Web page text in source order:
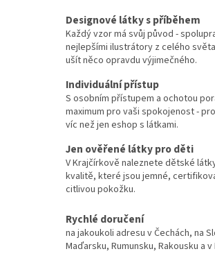
Designové látky s příběhem
Každý vzor má svůj původ -
nejlepšími ilustrátory z celého
ušít něco opravdu výjimečného.
Individuální přístup
S osobním přístupem a ochotou
maximum pro vaši spokojenost -
víc než jen eshop s látkami.
Jen ověřené látky pro děti
V Krajčírkově naleznete dětské
kvalitě, které jsou jemné,
citlivou pokožku.
Rychlé doručení
na jakoukoli adresu v Čechách, na
Maďarsku, Rumunsku, Rakousku a v